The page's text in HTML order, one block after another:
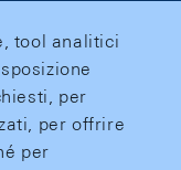
tool analitici
per
per offrire
per